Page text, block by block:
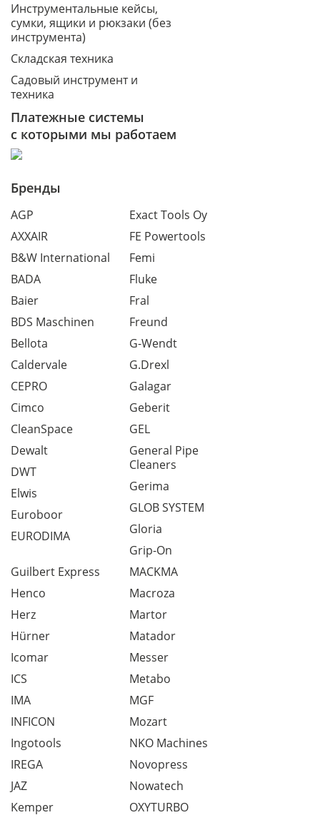
Инструментальные кейсы,
сумки, ящики и рюкзаки (без
инструмента)
Складская техника
Садовый инструмент и
техника
Платежные системы
с которыми мы работаем
Бренды
AGP
AXXAIR
B&W International
BADA
Baier
BDS Maschinen
Bellota
Caldervale
CEPRO
Cimco
CleanSpace
Dewalt
DWT
Elwis
Euroboor
EURODIMA
Exact Tools Oy
FE Powertools
Femi
Fluke
Fral
Freund
G-Wendt
G.Drexl
Galagar
Geberit
GEL
General Pipe
Cleaners
Gerima
GLOB SYSTEM
Gloria
Grip-On
Guilbert Express
Henco
Herz
Hürner
Icomar
ICS
IMA
INFICON
Ingotools
IREGA
JAZ
Kemper
MACKMA
Macroza
Martor
Matador
Messer
Metabo
MGF
Mozart
NKO Machines
Novopress
Nowatech
OXYTURBO